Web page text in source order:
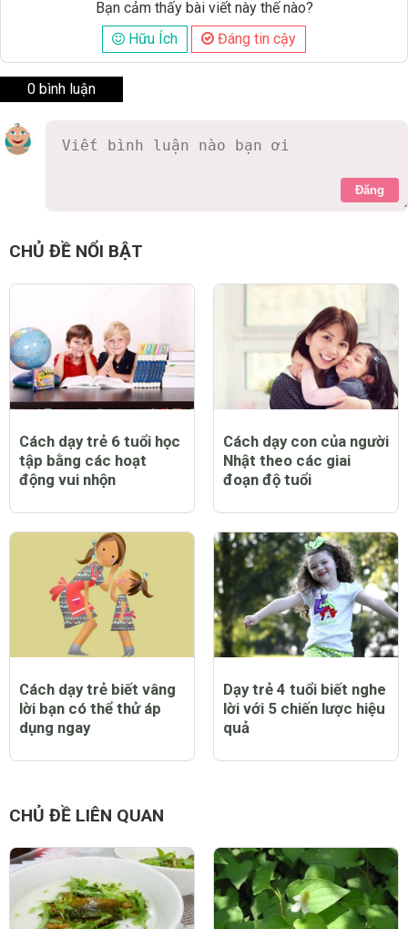
Bạn cảm thấy bài viết này thế nào?
Hữu Ích
Đáng tin cậy
0 bình luận
Đăng
CHỦ ĐỀ NỔI BẬT
Cách dạy trẻ 6 tuổi học
tập bằng các hoạt
động vui nhộn
Cách dạy con của người
Nhật theo các giai
đoạn độ tuổi
Cách dạy trẻ biết vâng
lời bạn có thể thử áp
dụng ngay
Dạy trẻ 4 tuổi biết nghe
lời với 5 chiến lược hiệu
quả
CHỦ ĐỀ LIÊN QUAN